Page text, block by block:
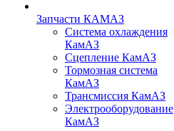
Запчасти КАМАЗ
Система охлаждения
КамАЗ
Сцепление КамАЗ
Тормозная система
КамАЗ
Трансмиссия КамАЗ
Электрооборудование
КамАЗ